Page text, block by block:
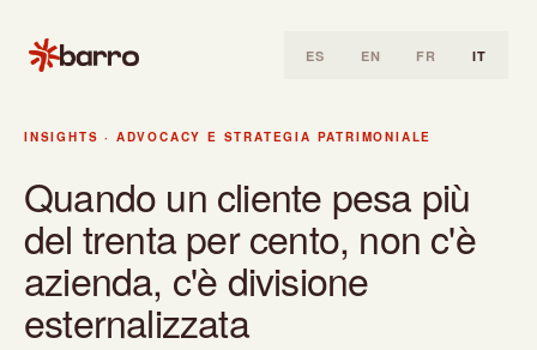
ES EN FR IT
Home
Advocacy e strategia patrimoniale
Quando un cliente pesa più del trenta per cento, non c'è
INSIGHTS · ADVOCACY E STRATEGIA PATRIMONIALE
Quando un cliente pesa più
del trenta per cento, non c'è
azienda, c'è divisione
esternalizzata